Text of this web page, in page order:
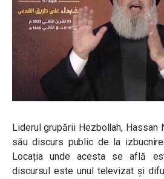
Liderul grupării Hezbollah, Hassan
său discurs public de la
Locația unde acesta se află
discursul este unul televizat și